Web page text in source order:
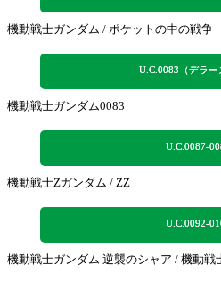
機動戦士ガンダム / ポケットの中の戦争
U.C.0083（デラー
機動戦士ガンダム0083
U.C.0087-
機動戦士Zガンダム / ZZ
U.C.0092-
機動戦士ガンダム 逆襲のシャア / 機動戦